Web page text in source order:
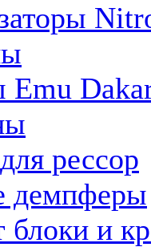
Emu
рессор
демпферы
блоки и